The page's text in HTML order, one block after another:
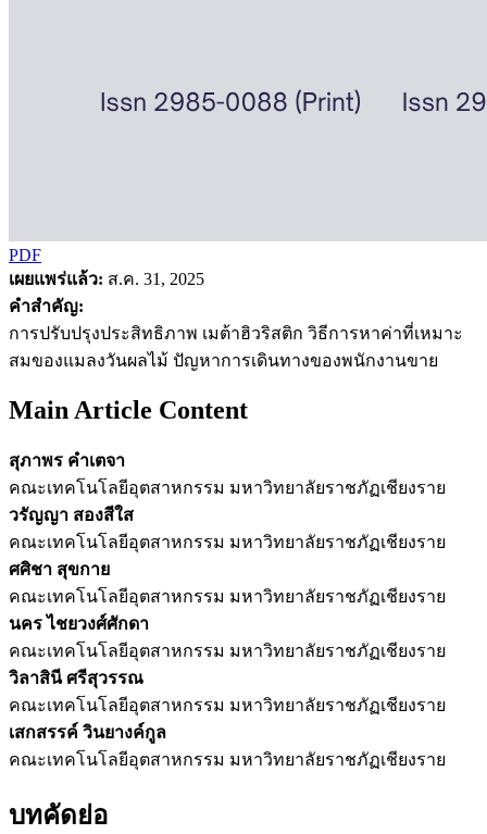
PDF
เผยแพร่แล้ว: ส.ค. 31, 2025
คำสำคัญ:
การปรับปรุงประสิทธิภาพ เมต้าฮิวริสติก วิธีการหาค่าที่เหมาะ
สมของแมลงวันผลไม้ ปัญหาการเดินทางของพนักงานขาย
Main Article Content
สุภาพร คำเตจา
คณะเทคโนโลยีอุตสาหกรรม มหาวิทยาลัยราชภัฏเชียงราย
วรัญญา สองสีใส
คณะเทคโนโลยีอุตสาหกรรม มหาวิทยาลัยราชภัฏเชียงราย
ศศิชา สุขกาย
คณะเทคโนโลยีอุตสาหกรรม มหาวิทยาลัยราชภัฏเชียงราย
นคร ไชยวงศ์ศักดา
คณะเทคโนโลยีอุตสาหกรรม มหาวิทยาลัยราชภัฏเชียงราย
วิลาสินี ศรีสุวรรณ
คณะเทคโนโลยีอุตสาหกรรม มหาวิทยาลัยราชภัฏเชียงราย
เสกสรรค์ วินยางค์กูล
คณะเทคโนโลยีอุตสาหกรรม มหาวิทยาลัยราชภัฏเชียงราย
บทคัดย่อ